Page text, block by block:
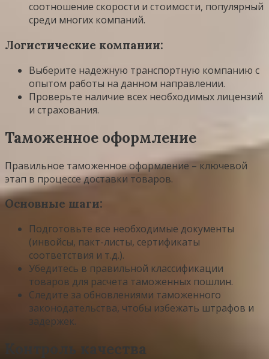
соотношение скорости и стоимости, популярный
среди многих компаний.
Логистические компании:
Выберите надежную транспортную компанию с
опытом работы на данном направлении.
Проверьте наличие всех необходимых лицензий
и страхования.
Таможенное оформление
Правильное таможенное оформление – ключевой
этап в процессе доставки товаров.
Основные шаги:
Подготовьте все необходимые документы
(инвойсы, пакт-листы, сертификаты
соответствия и т.д.).
Убедитесь в правильной классификации
товаров для расчета таможенных пошлин.
Следите за обновлениями таможенного
законодательства, чтобы избежать штрафов и
задержек.
Контроль качества